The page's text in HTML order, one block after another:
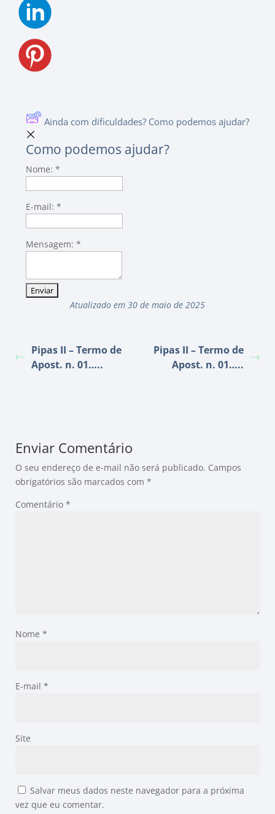
Ainda com dificuldades? Como podemos ajudar?
Como podemos ajudar?
Nome: *
E-mail: *
Mensagem: *
Atualizado em 30 de maio de 2025
Pipas II – Termo de
Apost. n. 01…..
Pipas II – Termo de
Apost. n. 01…..
Enviar Comentário
O seu endereço de e-mail não será publicado. Campos
obrigatórios são marcados com *
Comentário *
Nome *
E-mail *
Site
Salvar meus dados neste navegador para a próxima
vez que eu comentar.